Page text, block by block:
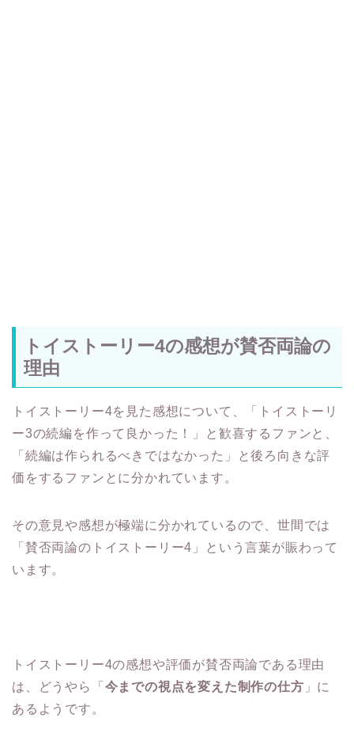
トイストーリー4の感想が賛否両論の
理由
トイストーリー4を見た感想について、「トイストーリ
ー3の続編を作って良かった！」と歓喜するファンと、
「続編は作られるべきではなかった」と後ろ向きな評
価をするファンとに分かれています。
その意見や感想が極端に分かれているので、世間では
「賛否両論のトイストーリー4」という言葉が賑わって
います。
トイストーリー4の感想や評価が賛否両論である理由
は、どうやら「 今までの視点を変えた制作の仕方 」に
あるようです。